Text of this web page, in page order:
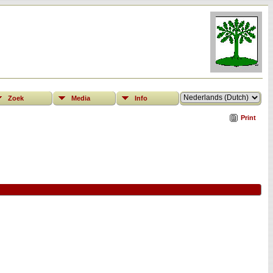
Zoek Media Info
Print